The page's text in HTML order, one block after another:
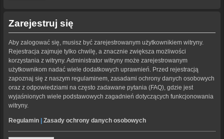
Zarejestruj się
Aby zalogować się, musisz być zarejestrowanym użytkownikiem witryny.
Rejestracja zajmuje tylko chwilę, a znacznie zwiększa możliwości
korzystania z witryny. Administrator witryny może zarejestrowanym
użytkownikom nadać wiele dodatkowych uprawnień. Przed rejestracją
zapoznaj się z naszym regulaminem, zasadami ochrony danych osobowych
oraz z odpowiedziami na często zadawane pytania (FAQ), gdzie jest
wyjaśnionych wiele podstawowych zagadnień dotyczących funkcjonowania
witryny.
Regulamin Zasady ochrony danych osobowych